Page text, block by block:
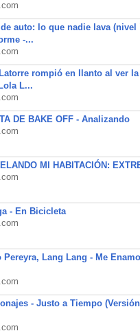
de auto: lo que nadie lava (nivel
-...
rompió en llanto al ver la
L...
DE BAKE OFF - Analizando
MI HABITACIÓN:
- En Bicicleta
Pereyra, Lang Lang - Me
- Justo a Tiempo